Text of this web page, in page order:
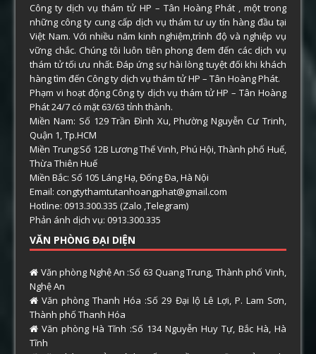
Công ty dịch vụ thám tử HP – Tân Hoàng Phát , một trong
những công ty cung cấp dịch vụ thám tư uy tín hàng đầu tại
Việt Nam. Với nhiều năm kinh nghiệm,trình độ và nghiệp vụ
vững chắc. Chúng tôi luôn tiên phong đem đến các dịch vụ
thám tử tối ưu nhất. Đáp ứng sự hài lòng tuyệt đối khi khách
hàng tìm đến Công ty dịch vụ thám tử HP – Tân Hoàng Phát.
Phạm vi hoạt động Công ty dịch vụ thám tử HP – Tân Hoàng
Phát 24/7 có mặt 63/63 tỉnh thành.
Miền Nam: Số 129 Trần Đình Xu, Phường Nguyễn Cư Trinh,
Quận 1, Tp.HCM
Miền Trung:Số 12B Lương Thế Vinh, Phú Hội, Thành phố Huế,
Thừa Thiên Huế
Miền Bắc: Số 105 Láng Hạ, Đống Đa, Hà Nội
Email: congtythamtutanhoangphat@gmail.com
Hotline: 0913.300.335 (Zalo ,Telegram)
Phản ánh dịch vụ: 0913.300.335
VĂN PHÒNG ĐẠI DIỆN
Văn phòng Nghệ An :Số 63 Quang Trung, Thành phố Vinh,
Nghệ An
Văn phòng Thanh Hóa :Số 29 Đại lộ Lê Lợi, P. Lam Sơn,
Thành phố Thanh Hóa
Văn phòng Hà Tĩnh :Số 134 Nguyễn Huy Tự, Bắc Hà, Hà
Tĩnh